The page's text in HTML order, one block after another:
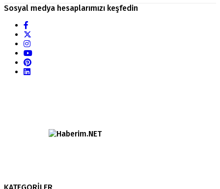
Sosyal medya hesaplarımızı keşfedin